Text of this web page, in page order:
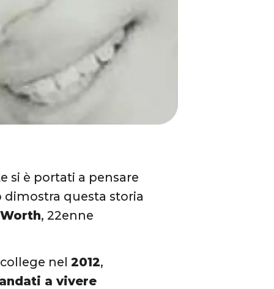
si è portati a pensare
dimostra questa storia
, 22enne
college nel2012,
a vivere